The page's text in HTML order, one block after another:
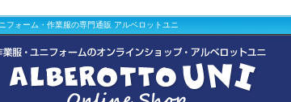
フォーム・作業服の専門通販 アルベロットユニ